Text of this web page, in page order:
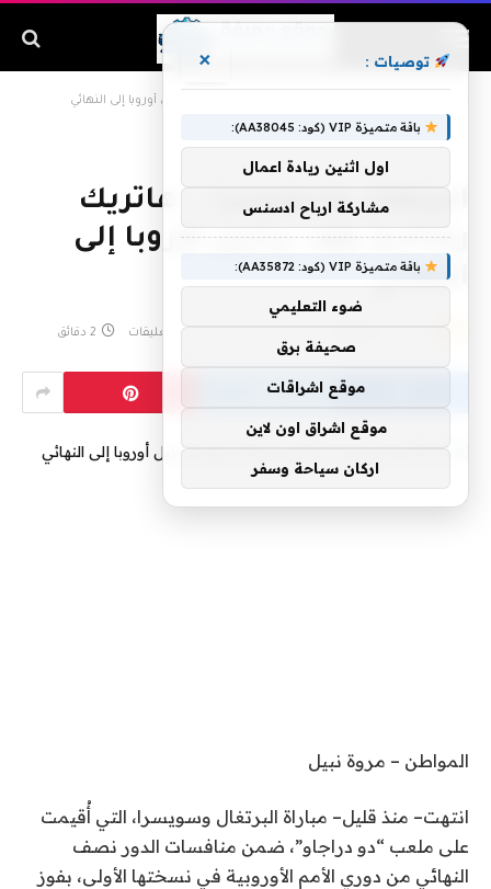
البرتغال وسويسرا .. هاتريك رونالدو يقود برازيل أوروبا إلى النهائي
البرتغال وسويسرا .. هاتريك
رونالدو يقود برازيل أوروبا إلى
النهائي
لا توجد تعليقات 2 دقائق
المواطن – مروة نبيل
انتهت– منذ قليل– مباراة البرتغال وسويسرا، التي أُقيمت
على ملعب “دو دراجاو”، ضمن منافسات الدور نصف
النهائي من دوري الأمم الأوروبية في نسختها الأولى، بفوز
توصيات : ×
باقة متميزة VIP (كود: AA38045):
اول اثنين ريادة اعمال
مشاركة ارباح ادسنس
باقة متميزة VIP (كود: AA35872):
ضوء التعليمي
صحيفة برق
موقع اشراقات
موقع اشراق اون لاين
اركان سياحة وسفر